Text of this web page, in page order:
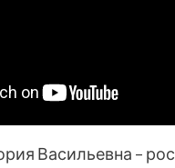
Васильевна –